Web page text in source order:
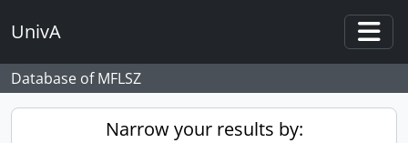
UnivA
Database of MFLSZ
Narrow your results by: